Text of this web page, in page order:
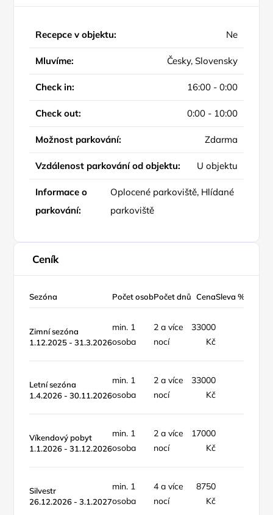
Recepce v objektu: Ne
Mluvíme: Česky, Slovensky
Check in: 16:00 - 0:00
Check out: 0:00 - 10:00
Možnost parkování: Zdarma
Vzdálenost parkování od objektu: U objektu
Informace o
parkování:
Oplocené parkoviště, Hlídané
parkoviště
Ceník
Sezóna Počet osobPočet dnů CenaSleva %
Zimní sezóna
1.12.2025 - 31.3.2026
min. 1
osoba
2 a více
nocí
33000
Kč
Letní sezóna
1.4.2026 - 30.11.2026
min. 1
osoba
2 a více
nocí
33000
Kč
Víkendový pobyt
1.1.2026 - 31.12.2026
min. 1
osoba
2 a více
nocí
17000
Kč
Silvestr
26.12.2026 - 3.1.2027
min. 1
osoba
4 a více
nocí
8750
Kč